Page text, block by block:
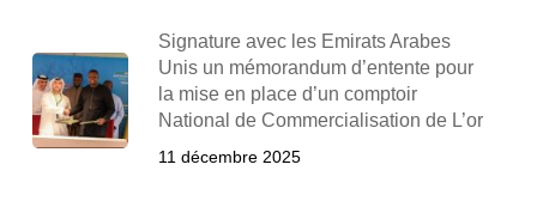
Signature avec les Emirats Arabes
Unis un mémorandum d’entente pour
la mise en place d’un comptoir
National de Commercialisation de L’or
11 décembre 2025